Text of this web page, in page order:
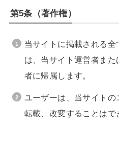
第5条（著作権）
当サイトに掲載される
は、当サイト運営者ま
者に帰属します。
ユーザーは、当サイトの
転載、改変することはで